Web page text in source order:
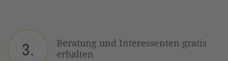
3.
Beratung und Interessenten gratis
erhalten